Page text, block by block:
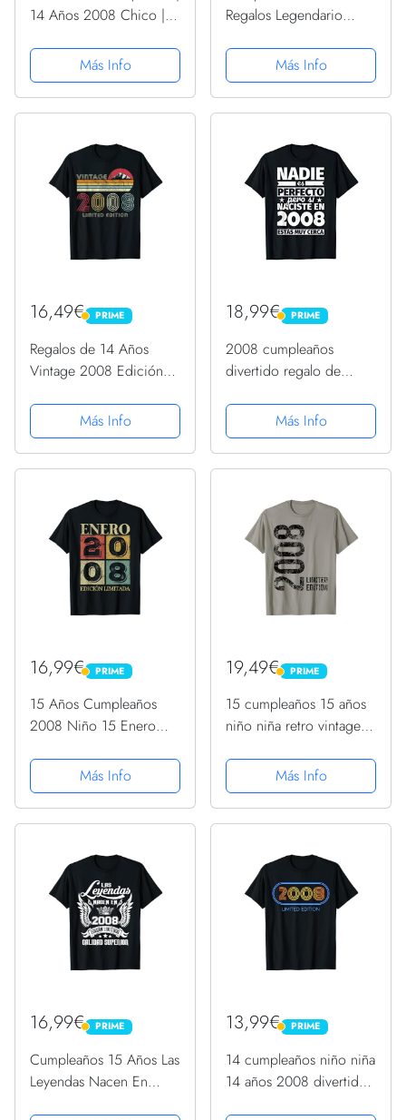
14 Años 2008 Chico |
Más Info
Regalos Legendario
CamisetaMás Info
16,49€ PRIME
PRIME
Regalos de 14 Años
Vintage 2008 Edición
CamisetaMás Info
18,99€ PRIME
PRIME
2008 cumpleaños
divertido regalo de
Más Info
16,99€ PRIME
PRIME
15 Años Cumpleaños
2008 Niño 15 Enero
CamisetaMás Info
19,49€ PRIME
PRIME
15 cumpleaños 15 años
niño niña retro vintage
Más Info
16,99€ PRIME
PRIME
Cumpleaños 15 Años Las
Leyendas Nacen En
13,99€ PRIME
PRIME
14 cumpleaños niño niña
14 años 2008 divertido